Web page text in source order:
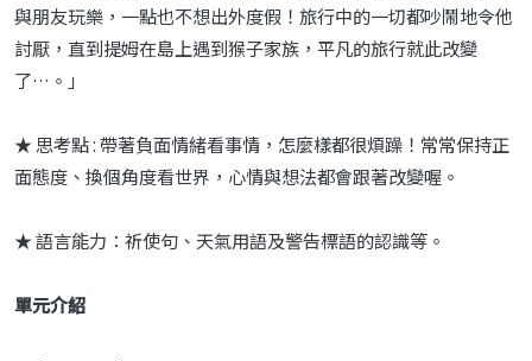
與朋友玩樂，一點也不想出外度假！旅行中的一切都吵鬧地令他
討厭，直到提姆在島上遇到猴子家族，平凡的旅行就此改變
了…。」
★ 思考點 : 帶著負面情緒看事情，怎麼樣都很煩躁！常常保持正
面態度、換個角度看世界，心情與想法都會跟著改變喔。
★ 語言能力：祈使句、天氣用語及警告標語的認識等。
單元介紹